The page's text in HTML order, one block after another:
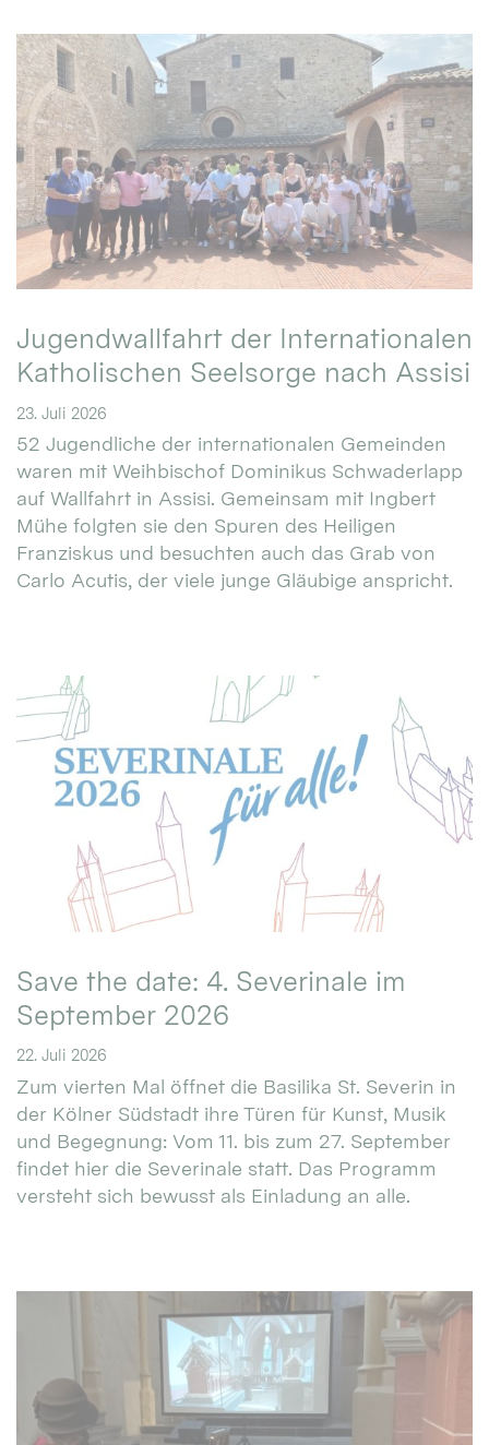
Jugendwallfahrt der Internationalen
Katholischen Seelsorge nach Assisi
23. Juli 2026
52 Jugendliche der internationalen Gemeinden
waren mit Weihbischof Dominikus Schwaderlapp
auf Wallfahrt in Assisi. Gemeinsam mit Ingbert
Mühe folgten sie den Spuren des Heiligen
Franziskus und besuchten auch das Grab von
Carlo Acutis, der viele junge Gläubige anspricht.
Save the date: 4. Severinale im
September 2026
22. Juli 2026
Zum vierten Mal öffnet die Basilika St. Severin in
der Kölner Südstadt ihre Türen für Kunst, Musik
und Begegnung: Vom 11. bis zum 27. September
findet hier die Severinale statt. Das Programm
versteht sich bewusst als Einladung an alle.